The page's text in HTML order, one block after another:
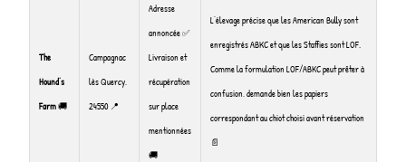
The
Hound’s
Farm🚚
Campagnac
lès Quercy,
24550 📍
Adresse
annoncée ✅
Livraison et
récupération
sur place
mentionnées
🚚
L’élevage précise que les American Bully sont
enregistrés ABKC et que les Staffies sont LOF.
Comme la formulation LOF/ABKC peut prêter à
confusion, demande bien les papiers
correspondant au chiot choisi avant réservation
📄